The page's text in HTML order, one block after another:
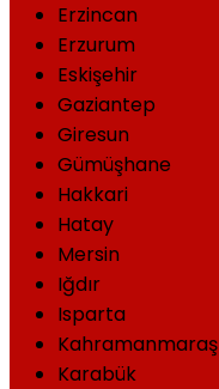
Erzincan
Erzurum
Eskişehir
Gaziantep
Giresun
Gümüşhane
Hakkari
Hatay
Mersin
Iğdır
Isparta
Kahramanmaraş
Karabük